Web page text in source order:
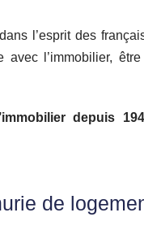
l’esprit des
avec l’immobilier,
depuis
de